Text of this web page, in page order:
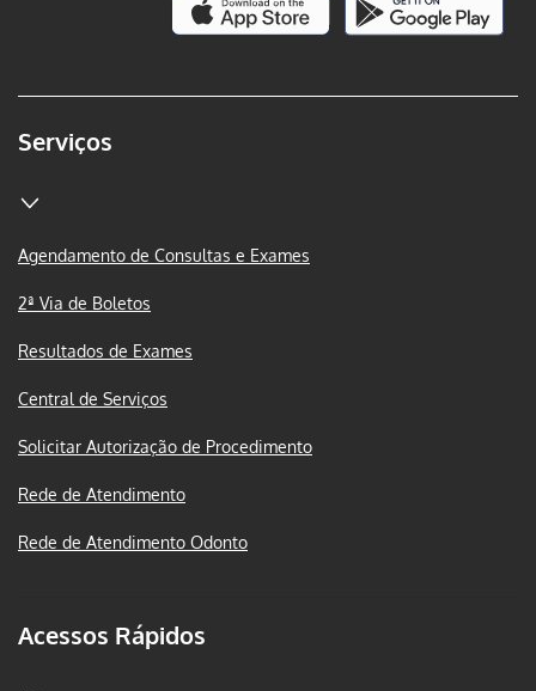
Serviços
Agendamento de Consultas e Exames
2ª Via de Boletos
Resultados de Exames
Central de Serviços
Solicitar Autorização de Procedimento
Rede de Atendimento
Rede de Atendimento Odonto
Acessos Rápidos